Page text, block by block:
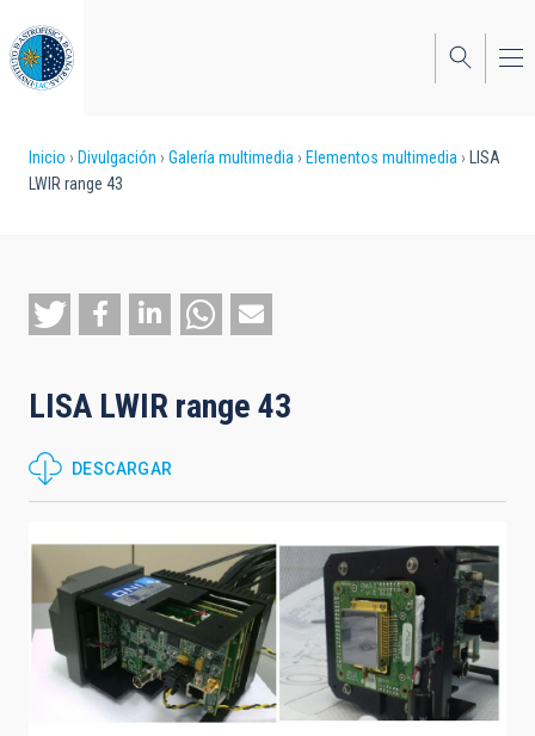
al
contenido
principal
Sobrescribir
enlaces
ayuda
a
navegación
Inicio Divulgación Galería multimedia Elementos multimedia
LISA
LWIR range 43
LISA LWIR range 43
DESCARGAR